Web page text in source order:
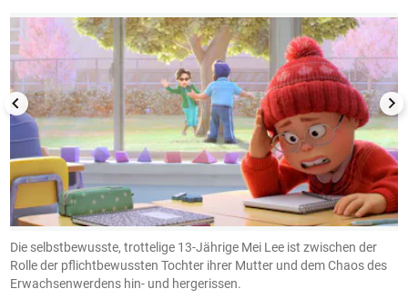
Die selbstbewusste, trottelige 13-Jährige Mei Lee ist zwischen der
Rolle der pflichtbewussten Tochter ihrer Mutter und dem Chaos des
Erwachsenwerdens hin- und hergerissen.